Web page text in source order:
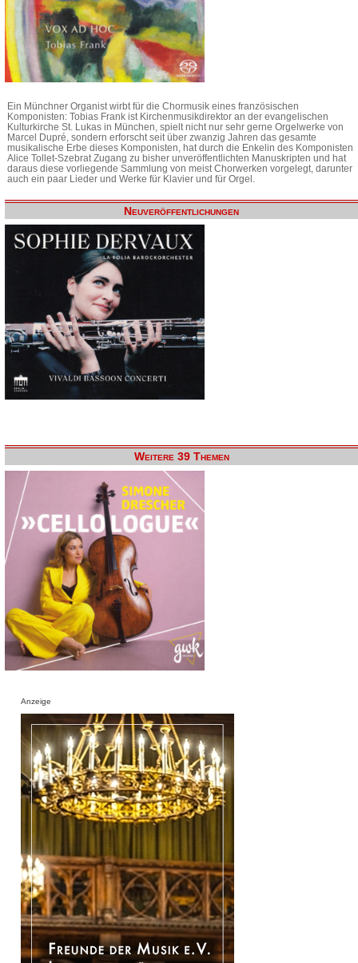
Ein Münchner Organist wirbt für die Chormusik eines französischen
Komponisten: Tobias Frank ist Kirchenmusikdirektor an der evangelischen
Kulturkirche St. Lukas in München, spielt nicht nur sehr gerne Orgelwerke von
Marcel Dupré, sondern erforscht seit über zwanzig Jahren das gesamte
musikalische Erbe dieses Komponisten, hat durch die Enkelin des Komponisten
Alice Tollet-Szebrat Zugang zu bisher unveröffentlichten Manuskripten und hat
daraus diese vorliegende Sammlung von meist Chorwerken vorgelegt, darunter
auch ein paar Lieder und Werke für Klavier und für Orgel.
Neuveröffentlichungen
Weitere 39 Themen
Anzeige